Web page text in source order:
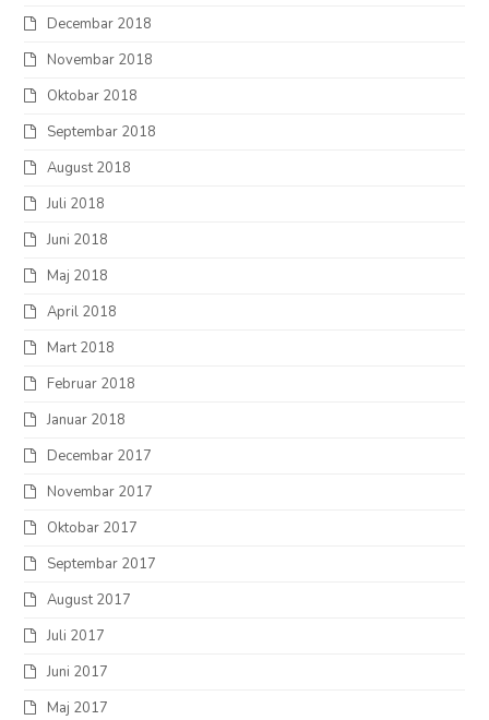
Decembar 2018
Novembar 2018
Oktobar 2018
Septembar 2018
August 2018
Juli 2018
Juni 2018
Maj 2018
April 2018
Mart 2018
Februar 2018
Januar 2018
Decembar 2017
Novembar 2017
Oktobar 2017
Septembar 2017
August 2017
Juli 2017
Juni 2017
Maj 2017